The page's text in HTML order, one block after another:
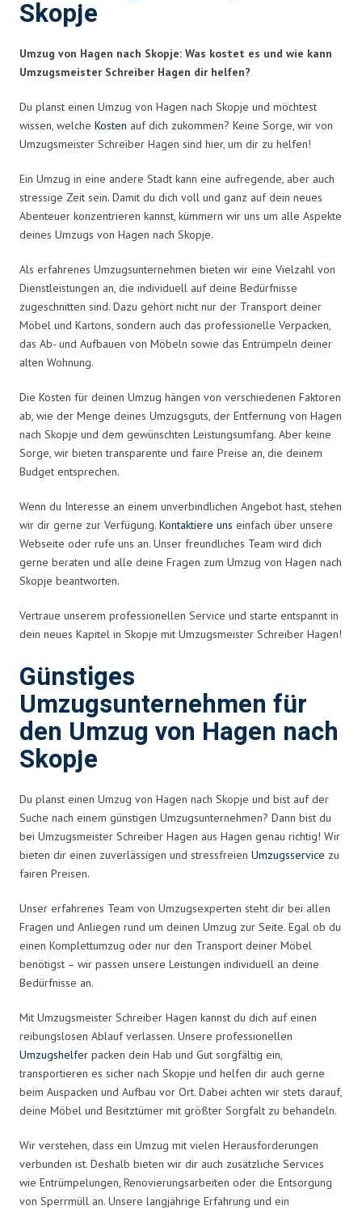
Skopje
Umzug von Hagen nach Skopje: Was kostet es und wie kann
Umzugsmeister Schreiber Hagen dir helfen?
Du planst einen Umzug von Hagen nach Skopje und möchtest
wissen, welche Kosten auf dich zukommen? Keine Sorge, wir von
Umzugsmeister Schreiber Hagen sind hier, um dir zu helfen!
Ein Umzug in eine andere Stadt kann eine aufregende, aber auch
stressige Zeit sein. Damit du dich voll und ganz auf dein neues
Abenteuer konzentrieren kannst, kümmern wir uns um alle Aspekte
deines Umzugs von Hagen nach Skopje.
Als erfahrenes Umzugsunternehmen bieten wir eine Vielzahl von
Dienstleistungen an, die individuell auf deine Bedürfnisse
zugeschnitten sind. Dazu gehört nicht nur der Transport deiner
Möbel und Kartons, sondern auch das professionelle Verpacken,
das Ab- und Aufbauen von Möbeln sowie das Entrümpeln deiner
alten Wohnung.
Die Kosten für deinen Umzug hängen von verschiedenen Faktoren
ab, wie der Menge deines Umzugsguts, der Entfernung von Hagen
nach Skopje und dem gewünschten Leistungsumfang. Aber keine
Sorge, wir bieten transparente und faire Preise an, die deinem
Budget entsprechen.
Wenn du Interesse an einem unverbindlichen Angebot hast, stehen
wir dir gerne zur Verfügung. Kontaktiere uns einfach über unsere
Webseite oder rufe uns an. Unser freundliches Team wird dich
gerne beraten und alle deine Fragen zum Umzug von Hagen nach
Skopje beantworten.
Vertraue unserem professionellen Service und starte entspannt in
dein neues Kapitel in Skopje mit Umzugsmeister Schreiber Hagen!
Günstiges
Umzugsunternehmen für
den Umzug von Hagen nach
Skopje
Du planst einen Umzug von Hagen nach Skopje und bist auf der
Suche nach einem günstigen Umzugsunternehmen? Dann bist du
bei Umzugsmeister Schreiber Hagen aus Hagen genau richtig! Wir
bieten dir einen zuverlässigen und stressfreien Umzugsservice zu
fairen Preisen.
Unser erfahrenes Team von Umzugsexperten steht dir bei allen
Fragen und Anliegen rund um deinen Umzug zur Seite. Egal ob du
einen Komplettumzug oder nur den Transport deiner Möbel
benötigst – wir passen unsere Leistungen individuell an deine
Bedürfnisse an.
Mit Umzugsmeister Schreiber Hagen kannst du dich auf einen
reibungslosen Ablauf verlassen. Unsere professionellen
Umzugshelfer packen dein Hab und Gut sorgfältig ein,
transportieren es sicher nach Skopje und helfen dir auch gerne
beim Auspacken und Aufbau vor Ort. Dabei achten wir stets darauf,
deine Möbel und Besitztümer mit größter Sorgfalt zu behandeln.
Wir verstehen, dass ein Umzug mit vielen Herausforderungen
verbunden ist. Deshalb bieten wir dir auch zusätzliche Services
wie Entrümpelungen, Renovierungsarbeiten oder die Entsorgung
von Sperrmüll an. Unsere langjährige Erfahrung und ein